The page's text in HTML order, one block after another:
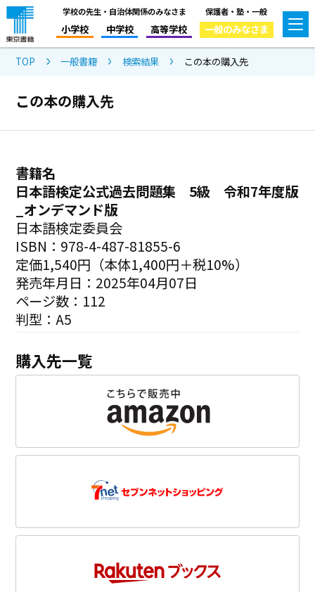
学校の先生・自治体関係のみなさま
小学校 中学校 高等学校
保護者・塾・一般
一般のみなさま
TOP 一般書籍 検索結果 この本の購入先
この本の購入先
書籍名
日本語検定公式過去問題集 5級 令和7年度版
_オンデマンド版
日本語検定委員会
ISBN：978-4-487-81855-6
定価1,540円（本体1,400円＋税10%）
発売年月日：2025年04月07日
ページ数：112
判型：A5
購入先一覧